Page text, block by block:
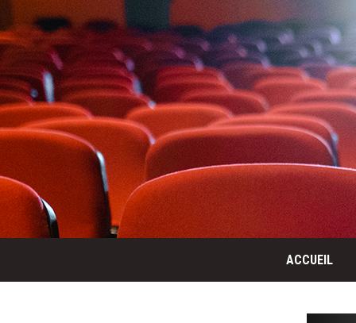
ACCUEIL